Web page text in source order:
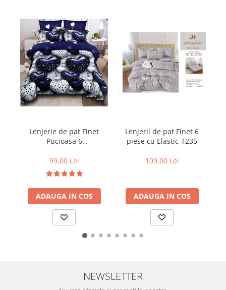
Lenjerie de pat Finet
Pucioasa 6
inimioare albe si albastre
lucioase-R611
99,00 Lei
ADAUGA IN COS
Lenjerii de pat Finet 6
piese cu Elastic-T235
109,00 Lei
ADAUGA IN COS
NEWSLETTER